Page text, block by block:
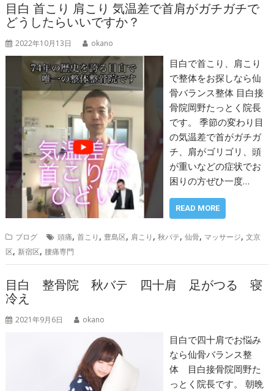
目白 首こり 肩こり 気温差で首肩がガチガチで
どうしたらいいですか？
2022年10月13日 okano
目白で首こり、肩こり
で整体をお探しなら仙
骨バランス整体 目白接
骨院岡野たっとく院長
です。 季節の変わり目
の気温差で首がガチガ
チ、肩がゴリゴリ、頭
が重いなどの症状でお
困りの方ぜひ一度…
READ MORE
ブログ 頭痛,首こり , 豊島区, 肩こり ,秋バテ,仙骨, マッサージ,文京
区, 新宿区, 腰痛専門
目白 整骨院 秋バテ 四十肩 足がつる 寝
冷え
2021年9月6日 okano
目白で四十肩でお悩み
なら仙骨バランス整
体 目白接骨院岡野た
っとく院長です。 朝晩